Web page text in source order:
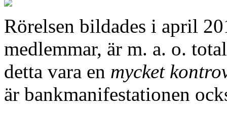
Rörelsen bildades i april
medlemmar, är m. a. o.
detta vara en mycket
är bankmanifestationen